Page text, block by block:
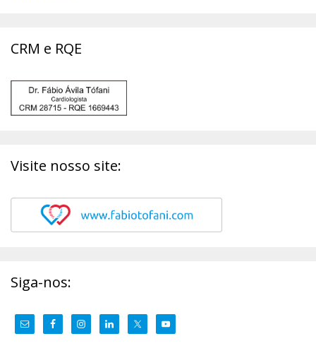
CRM e RQE
Visite nosso site:
Siga-nos: